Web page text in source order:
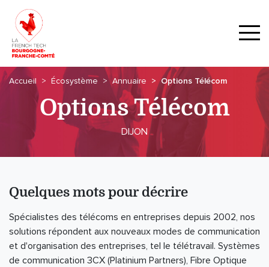
Accueil Écosystème Annuaire Options Télécom
Options Télécom
DIJON
Quelques mots pour décrire
Spécialistes des télécoms en entreprises depuis 2002, nos
solutions répondent aux nouveaux modes de communication
et d'organisation des entreprises, tel le télétravail. Systèmes
de communication 3CX (Platinium Partners), Fibre Optique